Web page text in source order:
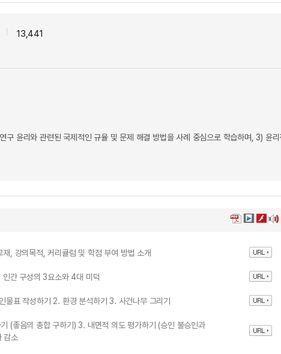
13,441
윤리와 관련된 국제적인 규율 및 문제 해결 방법을 사례 중심으로 학습하며, 3) 윤리
, 강의목적, 커리큘럼 및 학점 부여 방법 소개
간 구성의 3요소와 4대 미덕
표 작성하기 2. 환경 분석하기 3. 사건나무 그리기
(좋음의 총합 구하기) 3. 내면적 의도 평가하기 (승인 불승인과
감소